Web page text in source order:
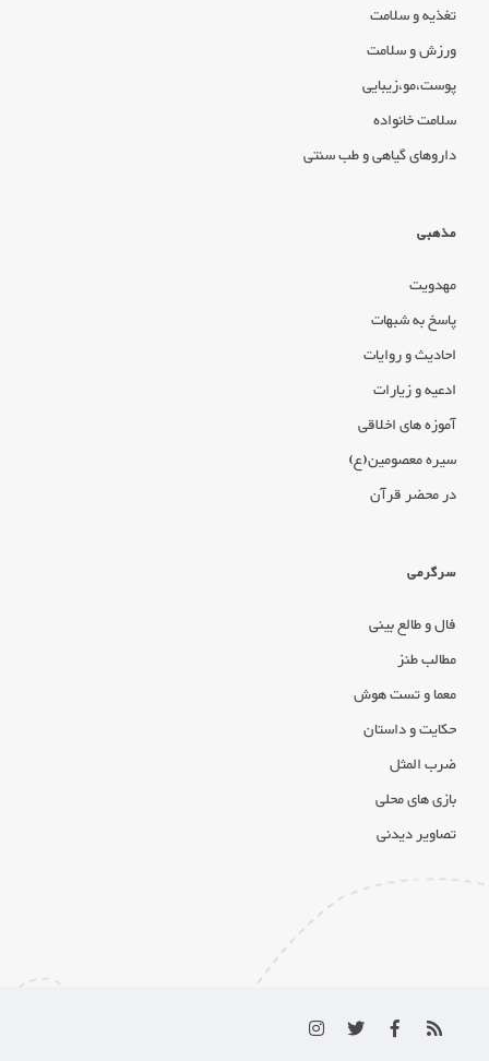
تغذیه و سلامت
ورزش و سلامت
پوست،مو،زیبایی
سلامت خانواده
داروهای گیاهی و طب سنتی
مذهبی
مهدویت
پاسخ به شبهات
احادیث و روایات
ادعیه و زیارات
آموزه های اخلاقی
سیره معصومین(ع)
در محضر قرآن
سرگرمی
فال و طالع بینی
مطالب طنز
معما و تست هوش
حکایت و داستان
ضرب المثل
بازی های محلی
تصاویر دیدنی